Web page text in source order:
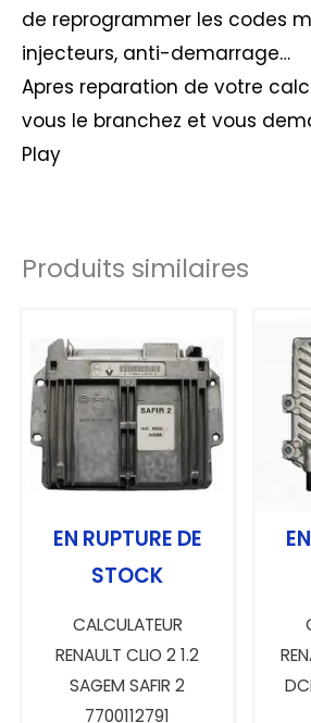
de reprogrammer les codes
injecteurs, anti-demarrage…
Apres reparation de votre
vous le branchez et vous
Play
Produits similaires
EN RUPTURE DE
STOCK
CALCULATEUR
RENAULT CLIO 2 1.2
SAGEM SAFIR 2
7700112791